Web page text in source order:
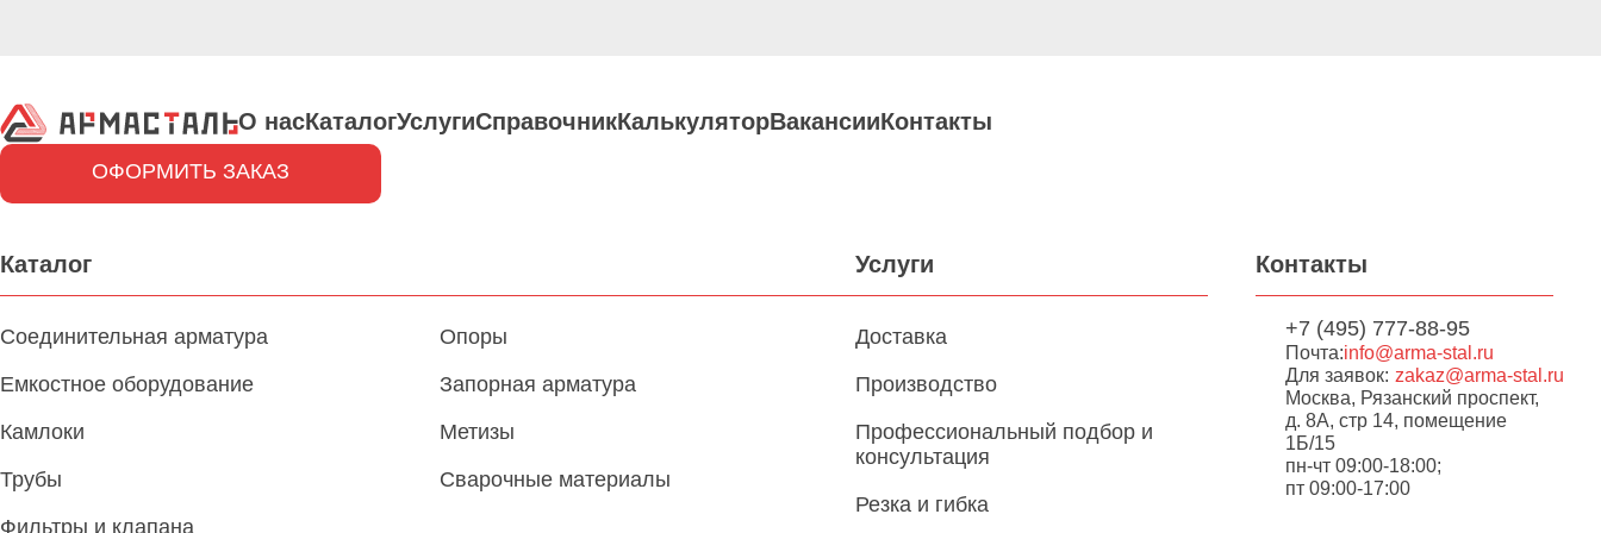
О насКаталогУслугиСправочникКалькуляторВакансииКонтакты
ОФОРМИТЬ ЗАКАЗ
Каталог
Соединительная арматура
Емкостное оборудование
Камлоки
Трубы
Фильтры и клапана
Опоры
Запорная арматура
Метизы
Сварочные материалы
Услуги
Доставка
Производство
Профессиональный подбор и
консультация
Резка и гибка
Контакты
+7 (495) 777-88-95
Почта:info@arma-stal.ru
Для заявок: zakaz@arma-stal.ru
Москва, Рязанский проспект,
д. 8А, стр 14, помещение
1Б/15
пн-чт 09:00-18:00;
пт 09:00-17:00